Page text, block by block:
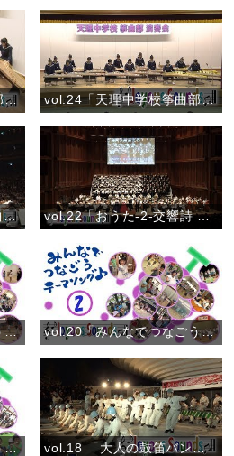
vol.25「天理中学校筝曲部」『グリーンウインド』 vol.24「天理中学校筝曲部」『春の詩集(筝曲コンクール金賞受賞曲)』
vol.23「おうた-12-交声曲 ひながたの道」 vol.22「おうた-2-交響詩 おやさま」
vol.21「みんなでつなごうテーマソング♪③」(2018) vol.20「みんなでつなごうテーマソング♪②」(2018)
vol.19「みんなでつなごうテーマソング♪①」(2018) vol.18 「大人の鼓笛バンドコンテストDigest」